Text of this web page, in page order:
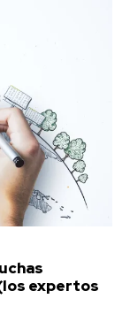
expertos